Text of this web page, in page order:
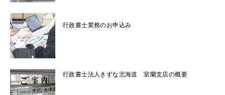
行政書士業務のお申込み
行政書士法人きずな北海道 室蘭支店の概要